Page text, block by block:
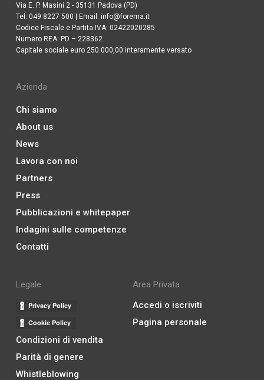
Via E. P. Masini 2 - 35131 Padova (PD)
Tel: 049 8227 500 | Email: info@forema.it
Codice Fiscale e Partita IVA: 02422020285
Numero REA: PD – 228362
Capitale sociale euro 250.000,00 interamente versato
Azienda
Chi siamo
About us
News
Lavora con noi
Partners
Press
Pubblicazioni e whitepaper
Indagini sulle competenze
Contatti
Legale
Condizioni di vendita
Parità di genere
Whistleblowing
Area Privata
Accedi o iscriviti
Pagina personale